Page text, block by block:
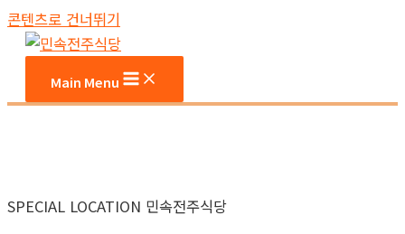
콘텐츠로 건너뛰기
Main Menu
SPECIAL LOCATION 민속전주식당